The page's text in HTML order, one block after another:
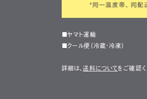
■ヤマト運輸
■クール便（冷蔵・冷凍）
詳細は、送料についてをご確認く